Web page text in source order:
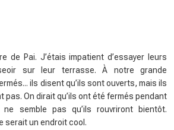
de Pai. J’étais impatient d’essayer leurs
sur leur terrasse. À notre grande
ils disent qu’ils sont ouverts, mais ils
pas. On dirait qu’ils ont été fermés pendant
semble pas qu’ils rouvriront bientôt.
serait un endroit cool.